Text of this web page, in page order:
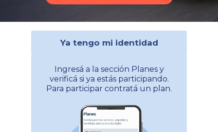
Ya tengo mi identidad
Ingresá a la sección Planes y
verificá si ya estás participando.
Para participar contratá un plan.